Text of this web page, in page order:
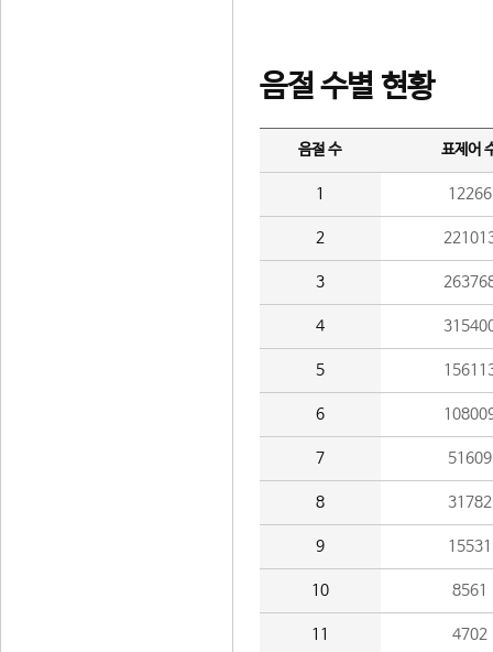
음절 수별 현황
음절 수 표제어
1 12266
2
3
4
5
6
7 51609
8 31782
9 15531
10 8561
11 4702